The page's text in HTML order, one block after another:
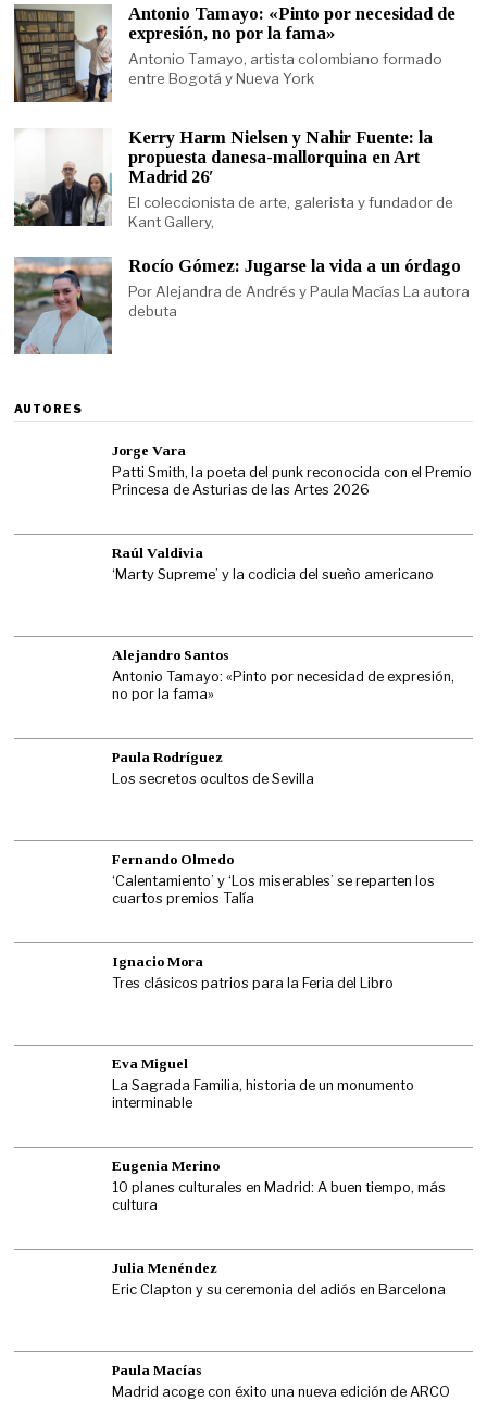
Antonio Tamayo: «Pinto por necesidad de
expresión, no por la fama»
Antonio Tamayo, artista colombiano formado
entre Bogotá y Nueva York
Kerry Harm Nielsen y Nahir Fuente: la
propuesta danesa-mallorquina en Art
Madrid 26′
El coleccionista de arte, galerista y fundador de
Kant Gallery,
Rocío Gómez: Jugarse la vida a un órdago
Por Alejandra de Andrés y Paula Macías La autora
debuta
AUTORES
Jorge Vara
Patti Smith, la poeta del punk reconocida con el Premio
Princesa de Asturias de las Artes 2026
Raúl Valdivia
‘Marty Supreme’ y la codicia del sueño americano
Alejandro Santos
Antonio Tamayo: «Pinto por necesidad de expresión,
no por la fama»
Paula Rodríguez
Los secretos ocultos de Sevilla
Fernando Olmedo
‘Calentamiento’ y ‘Los miserables’ se reparten los
cuartos premios Talía
Ignacio Mora
Tres clásicos patrios para la Feria del Libro
Eva Miguel
La Sagrada Familia, historia de un monumento
interminable
Eugenia Merino
10 planes culturales en Madrid: A buen tiempo, más
cultura
Julia Menéndez
Eric Clapton y su ceremonia del adiós en Barcelona
Paula Macías
Madrid acoge con éxito una nueva edición de ARCO